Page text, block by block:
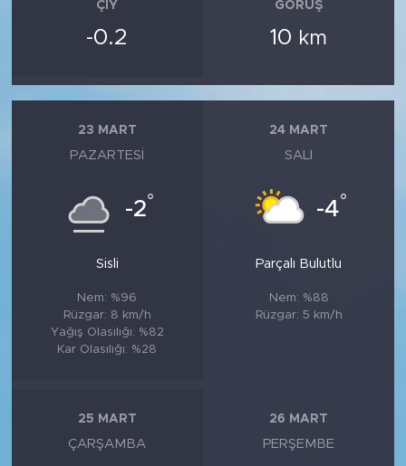
ÇIY
-0.2
GÖRÜŞ
10 km
23 MART
PAZARTESI
-2°
Sisli
Nem: %96
Rüzgar: 8 km/h
Yağış Olasılığı: %82
Kar Olasılığı: %28
24 MART
SALI
-4°
Parçalı Bulutlu
Nem: %88
Rüzgar: 5 km/h
25 MART
ÇARŞAMBA
26 MART
PERŞEMBE